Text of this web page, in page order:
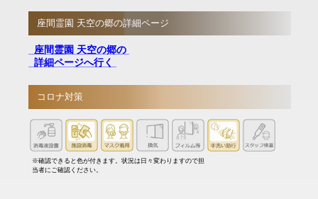
座間霊園 天空の郷の詳細ページ
座間霊園 天空の郷の
詳細ページへ行く
コロナ対策
※確認できると色が付きます。状況は日々変わりますので担
当者にご確認ください。